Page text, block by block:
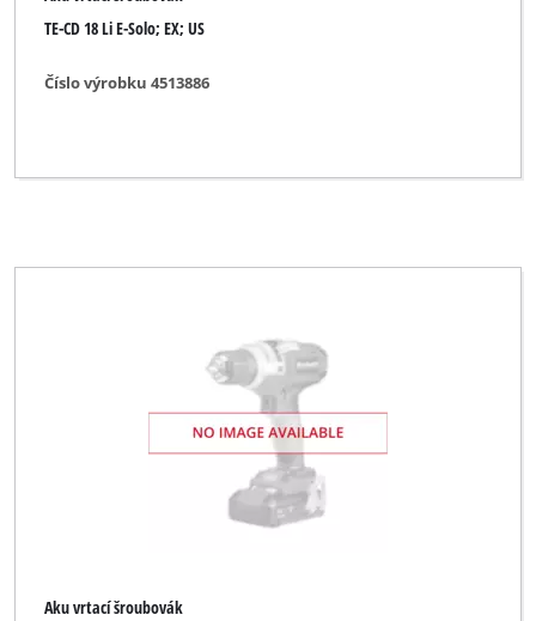
TE-CD 18 Li E-Solo; EX; US
Číslo výrobku 4513886
Aku vrtací šroubovák